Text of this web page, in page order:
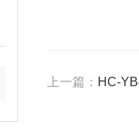
上一篇： HC-